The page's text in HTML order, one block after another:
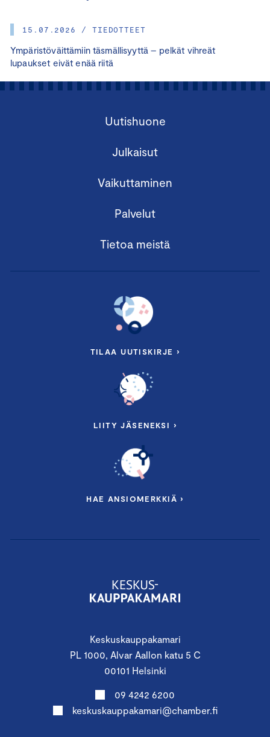
15.07.2026 / TIEDOTTEET
Ympäristöväittämiin täsmällisyyttä – pelkät vihreät
lupaukset eivät enää riitä
Keskuskauppakamari
PL 1000, Alvar Aallon katu 5 C
00101 Helsinki
09 4242 6200
keskuskauppakamari@chamber.fi
Uutishuone
Julkaisut
Vaikuttaminen
Palvelut
Tietoa meistä
TILAA UUTISKIRJE ›
LIITY JÄSENEKSI ›
HAE ANSIOMERKKIÄ ›